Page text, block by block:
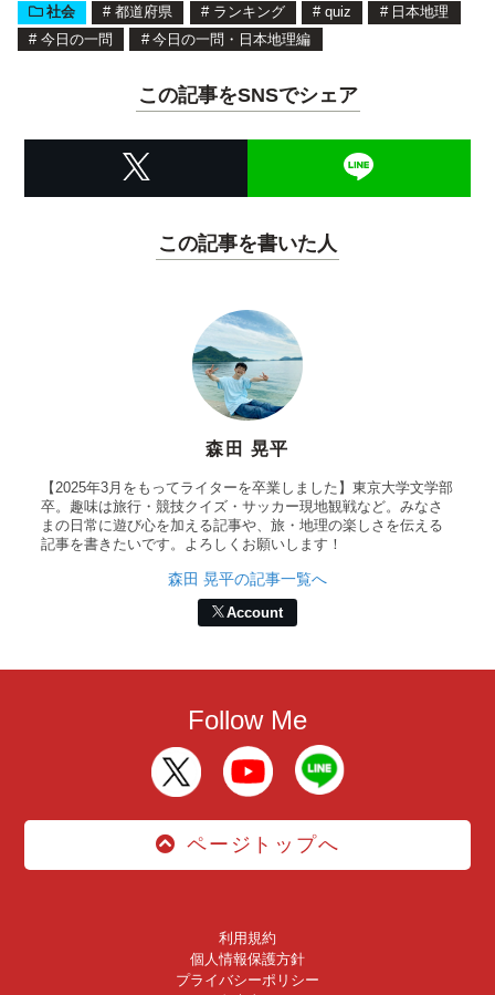
社会 # 都道府県 # ランキング # quiz # 日本地理
# 今日の一問 # 今日の一問・日本地理編
この記事をSNSでシェア
この記事を書いた人
森田 晃平
【2025年3月をもってライターを卒業しました】東京大学文学部
卒。趣味は旅行・競技クイズ・サッカー現地観戦など。みなさ
まの日常に遊び心を加える記事や、旅・地理の楽しさを伝える
記事を書きたいです。よろしくお願いします！
森田 晃平の記事一覧へ
Account
Follow Me
ページトップへ
利用規約
個人情報保護方針
プライバシーポリシー